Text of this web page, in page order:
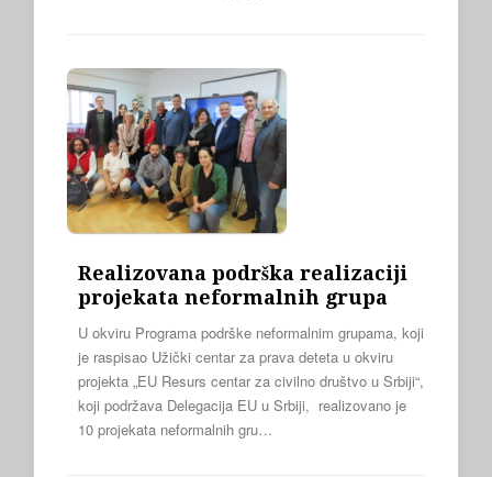
Realizovana podrška realizaciji
projekata neformalnih grupa
U okviru Programa podrške neformalnim grupama, koji
je raspisao Užički centar za prava deteta u okviru
projekta „EU Resurs centar za civilno društvo u Srbiji“,
koji podržava Delegacija EU u Srbiji, realizovano je
10 projekata neformalnih gru…